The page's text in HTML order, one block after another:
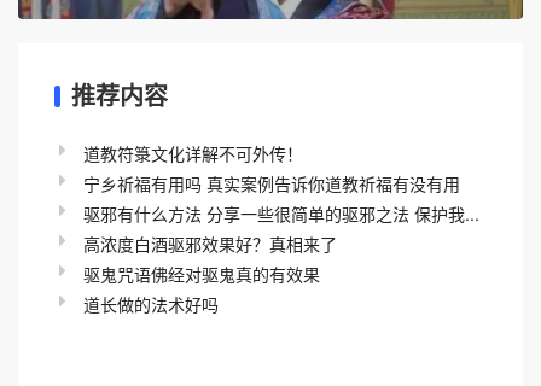
推荐内容
道教符箓文化详解不可外传！
宁乡祈福有用吗 真实案例告诉你道教祈福有没有用
驱邪有什么方法 分享一些很简单的驱邪之法 保护我...
高浓度白酒驱邪效果好？真相来了
驱鬼咒语佛经对驱鬼真的有效果
道长做的法术好吗